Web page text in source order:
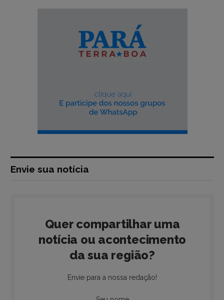
Envie sua notícia
Quer compartilhar uma
notícia ou acontecimento
da sua região?
Envie para a nossa redação!